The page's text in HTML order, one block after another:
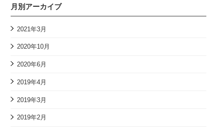
月別アーカイブ
2021年3月
2020年10月
2020年6月
2019年4月
2019年3月
2019年2月